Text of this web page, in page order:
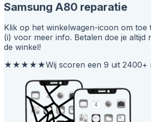
Samsung A80 reparatie
Klik op het winkelwagen-icoon om toe
(i) voor meer info. Betalen doe je altijd
de winkel!
★★★★★Wij scoren een 9 uit 2400+